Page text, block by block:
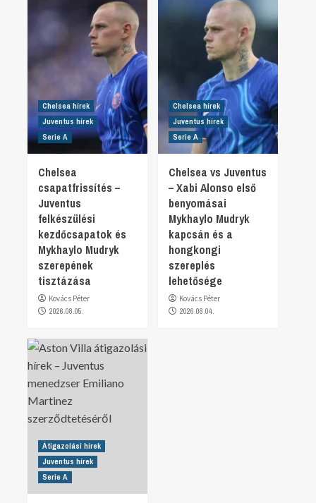
Chelsea hírek
Juventus hírek
Serie A
Chelsea
csapatfrissítés –
Juventus
felkészülési
kezdőcsapatok és
Mykhaylo Mudryk
szerepének
tisztázása
Kovács Péter
2026.08.05.
Chelsea hírek
Juventus hírek
Serie A
Chelsea vs Juventus
– Xabi Alonso első
benyomásai
Mykhaylo Mudryk
kapcsán és a
hongkongi
szereplés
lehetősége
Kovács Péter
2026.08.04.
Átigazolási hírek
Juventus hírek
Serie A